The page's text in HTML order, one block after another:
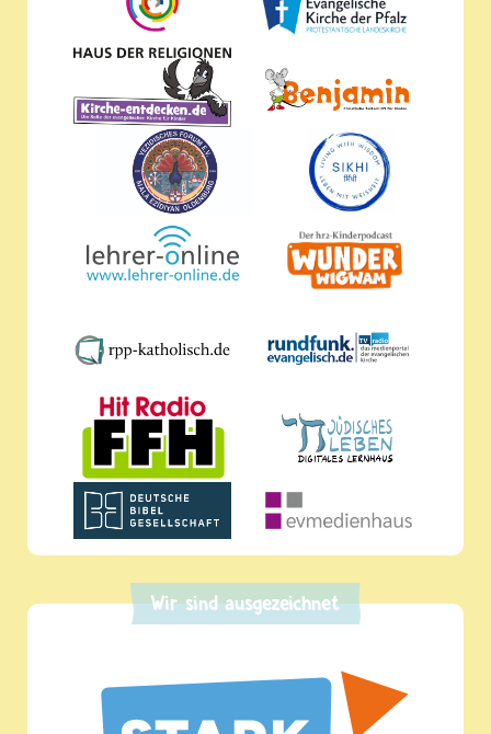
Wir sind ausgezeichnet